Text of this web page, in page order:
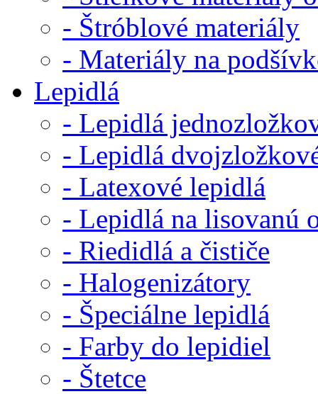
- Štróblové materiály
- Materiály na
Lepidlá
- Lepidlá
- Lepidlá
- Latexové lepidlá
- Lepidlá na lisovanú
- Riedidlá a čističe
- Halogenizátory
- Špeciálne lepidlá
- Farby do lepidiel
- Štetce